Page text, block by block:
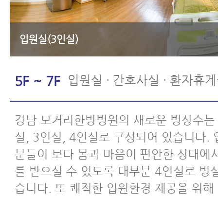
입원실(3인실)
5F ~ 7F 입원실 · 간호사실 · 환자휴
강남 모커리한방병원의 새로운 병상수
실, 3인실, 4인실로 구성되어 있습니다.
분들이 보다 몸과 마음이 편안한 상태에
를 받으실 수 있도록 대부분 4인실로 병
습니다. 또 쾌적한 입원환경 제공을 위